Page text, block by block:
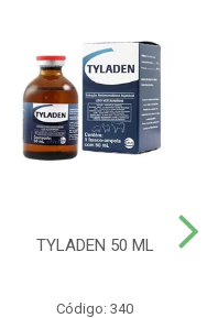
TYLADEN 50 ML
Código: 340